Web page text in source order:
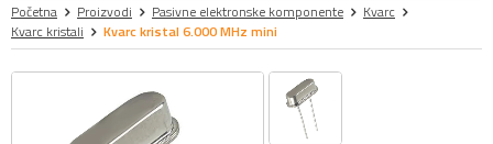
Početna Proizvodi Pasivne elektronske komponente
Kvarc
Kvarc kristali
Kvarc kristal 6.000 MHz mini